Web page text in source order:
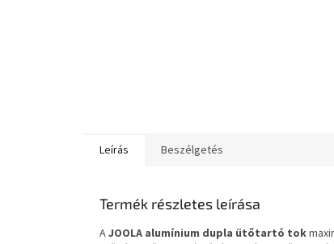
Leírás Beszélgetés
Termék részletes leírása
AJOOLA alumínium dupla ütőtartó tok